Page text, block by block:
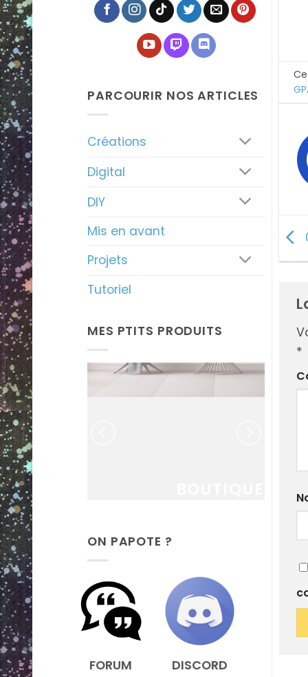
PARCOURIR NOS ARTICLES
Créations
Digital
DIY
Mis en avant
Projets
Tutoriel
MES PTITS PRODUITS
!
ON PAPOTE ?
FORUM DISCORD
*